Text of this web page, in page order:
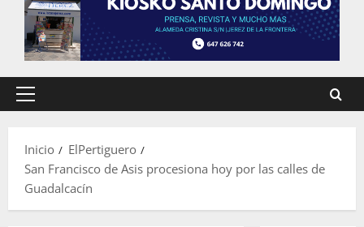
Menú
Inicio
ElPertiguero
San Francisco de Asis procesiona hoy por las calles de
Guadalcacín